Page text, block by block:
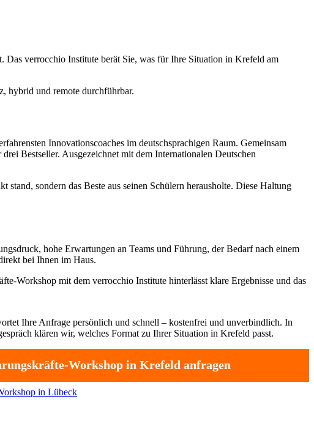
Das verrocchio Institute berät Sie, was für Ihre Situation in Krefeld am
hybrid und remote durchführbar.
Innovationscoaches im deutschsprachigen Raum. Gemeinsam
Bestseller. Ausgezeichnet mit dem Internationalen Deutschen
sondern das Beste aus seinen Schülern herausholte. Diese Haltung
hohe Erwartungen an Teams und Führung, der Bedarf nach einem
bei Ihnen im Haus.
Workshop mit dem verrocchio Institute hinterlässt klare Ergebnisse und das
Ihre Anfrage persönlich und schnell – kostenfrei und unverbindlich. In
klären wir, welches Format zu Ihrer Situation in Krefeld passt.
Workshop in Krefeld anfragen
in Lübeck